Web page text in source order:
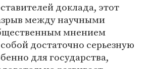
доклада, этот
между научными
мнением
достаточно серьезную
для государства,